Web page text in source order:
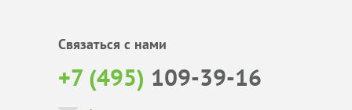
Связаться с нами
+7 (495) 109-39-16